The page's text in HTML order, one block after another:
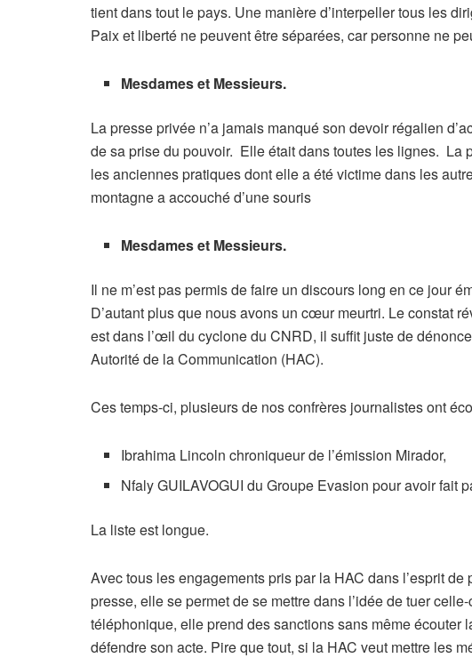
tient dans tout le pays. Une manière d’interpeller tous les
Paix et liberté ne peuvent être séparées, car personne ne
Mesdames et Messieurs.
La presse privée n’a jamais manqué son devoir régalien
de sa prise du pouvoir. Elle était dans toutes les lignes. La
les anciennes pratiques dont elle a été victime dans les
montagne a accouché d’une souris
Mesdames et Messieurs.
Il ne m’est pas permis de faire un discours long en ce jour
D’autant plus que nous avons un cœur meurtri. Le constat
est dans l’œil du cyclone du CNRD, il suffit juste de
Autorité de la Communication (HAC).
Ces temps-ci, plusieurs de nos confrères journalistes ont
Ibrahima Lincoln chroniqueur de l’émission Mirador,
Nfaly GUILAVOGUI du Groupe Evasion pour avoir fait
La liste est longue.
Avec tous les engagements pris par la HAC dans l’esprit
presse, elle se permet de se mettre dans l’idée de tuer
téléphonique, elle prend des sanctions sans même écouter
défendre son acte. Pire que tout, si la HAC veut mettre les